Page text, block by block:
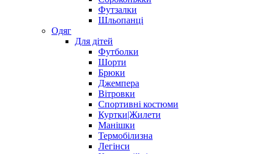
Футзалки
Шльопанці
Одяг
Для дітей
Футболки
Шорти
Брюки
Джемпера
Вітровки
Спортивні костюми
Куртки|Жилети
Манішки
Термобілизна
Легінси